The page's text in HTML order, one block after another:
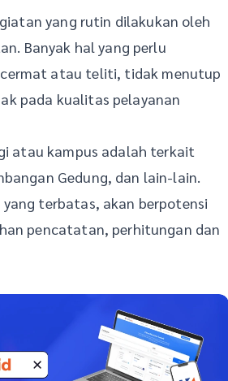
yang rutin dilakukan oleh
Banyak hal yang perlu
atau teliti, tidak menutup
pada kualitas pelayanan
atau kampus adalah terkait
Gedung, dan lain-lain.
yang terbatas, akan berpotensi
pencatatan, perhitungan dan